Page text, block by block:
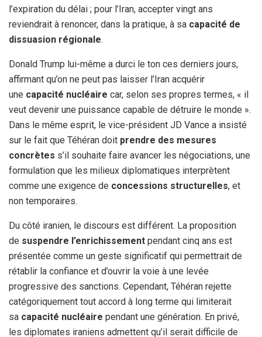
l’expiration du délai ; pour l’Iran, accepter vingt ans
reviendrait à renoncer, dans la pratique, à sa capacité de
dissuasion régionale.
Donald Trump lui-même a durci le ton ces derniers jours,
affirmant qu’on ne peut pas laisser l’Iran acquérir
une capacité nucléaire car, selon ses propres termes, « il
veut devenir une puissance capable de détruire le monde ».
Dans le même esprit, le vice-président JD Vance a insisté
sur le fait que Téhéran doit prendre des mesures
concrètes s’il souhaite faire avancer les négociations, une
formulation que les milieux diplomatiques interprètent
comme une exigence de concessions structurelles, et
non temporaires.
Du côté iranien, le discours est différent. La proposition
de suspendre l’enrichissement pendant cinq ans est
présentée comme un geste significatif qui permettrait de
rétablir la confiance et d’ouvrir la voie à une levée
progressive des sanctions. Cependant, Téhéran rejette
catégoriquement tout accord à long terme qui limiterait
sa capacité nucléaire pendant une génération. En privé,
les diplomates iraniens admettent qu’il serait difficile de